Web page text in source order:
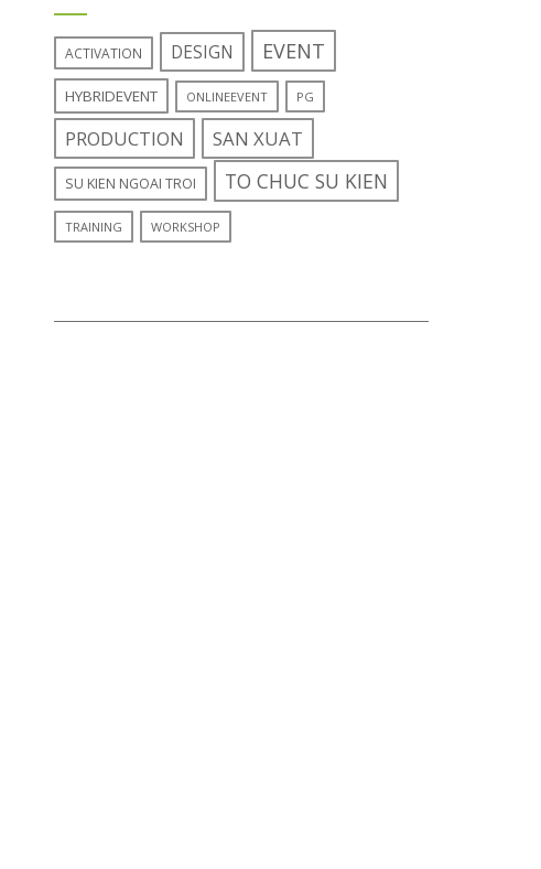
ACTIVATION DESIGN EVENT
HYBRIDEVENT ONLINEEVENT PG
PRODUCTION SAN XUAT
SU KIEN NGOAI TROI TO CHUC SU KIEN
TRAINING WORKSHOP